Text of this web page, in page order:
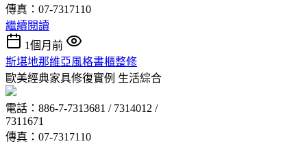
傳真：07-7317110
繼續閱讀
1個月前
斯堪地那維亞風格書櫃整修
歐美經典家具修復實例 生活綜合
電話：886-7-7313681 / 7314012 /
7311671
傳真：07-7317110